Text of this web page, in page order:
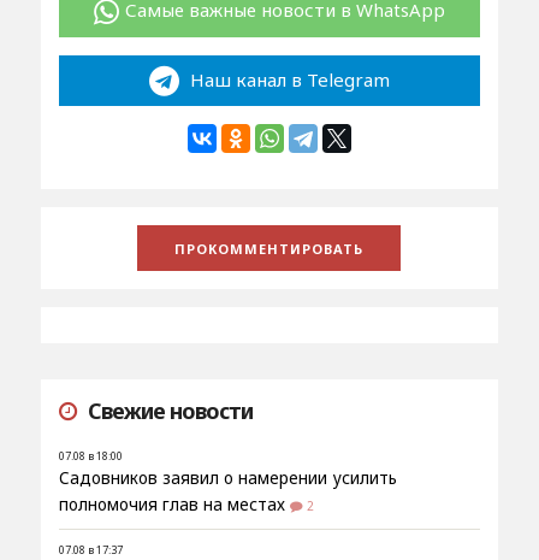
Самые важные новости в WhatsApp
Наш канал в Telegram
Свежие новости
07.08 в 18:00
Садовников заявил о намерении усилить
полномочия глав на местах
2
07.08 в 17:37